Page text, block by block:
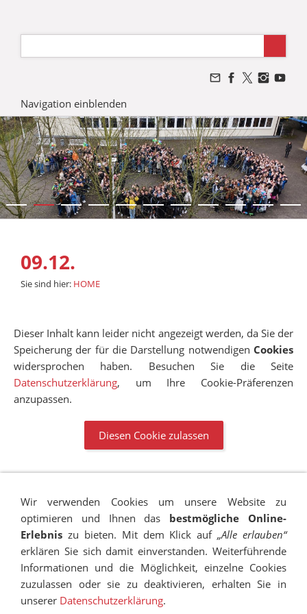
Navigation einblenden
09.12.
Sie sind hier: HOME
Dieser Inhalt kann leider nicht angezeigt werden, da Sie der
Speicherung der für die Darstellung notwendigen Cookies
widersprochen haben. Besuchen Sie die Seite
Datenschutzerklärung, um Ihre Cookie-Präferenzen
anzupassen.
Diesen Cookie zulassen
Wir verwenden Cookies um unsere Website zu
optimieren und Ihnen das bestmögliche Online-
Erlebnis zu bieten. Mit dem Klick auf„Alle erlauben“
erklären Sie sich damit einverstanden. Weiterführende
Informationen und die Möglichkeit, einzelne Cookies
zuzulassen oder sie zu deaktivieren, erhalten Sie in
unserer Datenschutzerklärung.